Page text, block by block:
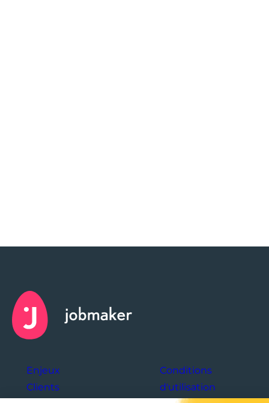
collaborateurs
l’intelligence artificielle au service du
coaching carrière, en transformant le…
Enjeux
Clients
Conditions
d'utilisation